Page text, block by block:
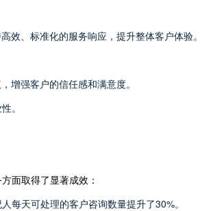
效、标准化的服务响应，提升整体客户体验。
增强客户的信任感和满意度。
。
面取得了显著成效：
每天可处理的客户咨询数量提升了30%。